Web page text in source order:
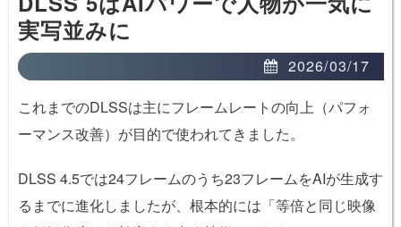
実写並みに
2026/03/17
これまでのDLSSは主にフレームレートの向上（パフォ
ーマンス改善）が目的で使われてきました。
DLSS 4.5では24フレームのうち23フレームをAIが生成す
るまでに進化しましたが、根本的には「等倍と同じ映像